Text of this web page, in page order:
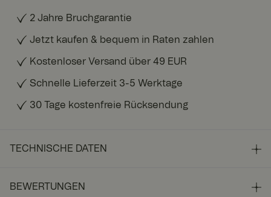
2 Jahre Bruchgarantie
Jetzt kaufen & bequem in Raten zahlen
Kostenloser Versand über 49 EUR
Schnelle Lieferzeit 3-5 Werktage
30 Tage kostenfreie Rücksendung
TECHNISCHE DATEN
BEWERTUNGEN